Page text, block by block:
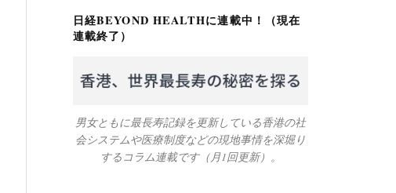
日経BEYOND HEALTHに連載中！（現在
連載終了）
男女ともに最長寿記録を更新している香港の社
会システムや医療制度などの現地事情を深堀り
するコラム連載です（月1回更新）。